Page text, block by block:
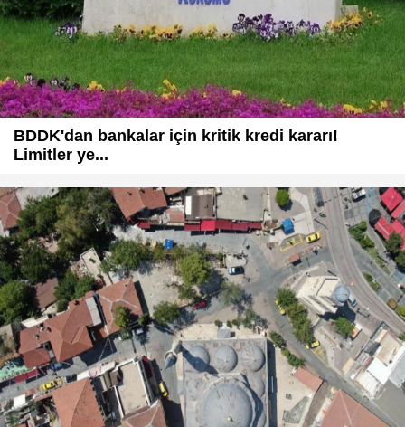
BDDK'dan bankalar için kritik kredi kararı!
Limitler ye...